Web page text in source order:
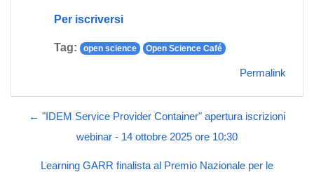
Per iscriversi
Tag: open science Open Science Café
Permalink
← "IDEM Service Provider Container" apertura iscrizioni
webinar - 14 ottobre 2025 ore 10:30
Learning GARR finalista al Premio Nazionale per le